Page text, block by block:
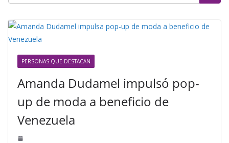
PERSONAS QUE DESTACAN
Amanda Dudamel impulsó pop-
up de moda a beneficio de
Venezuela